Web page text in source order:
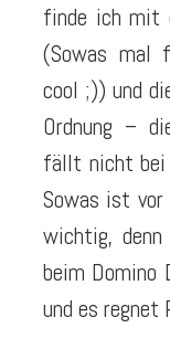
finde ich mit
(Sowas mal
cool ;)) und
Ordnung –
fällt nicht bei
Sowas ist vor
wichtig,
beim Domino
und es regnet